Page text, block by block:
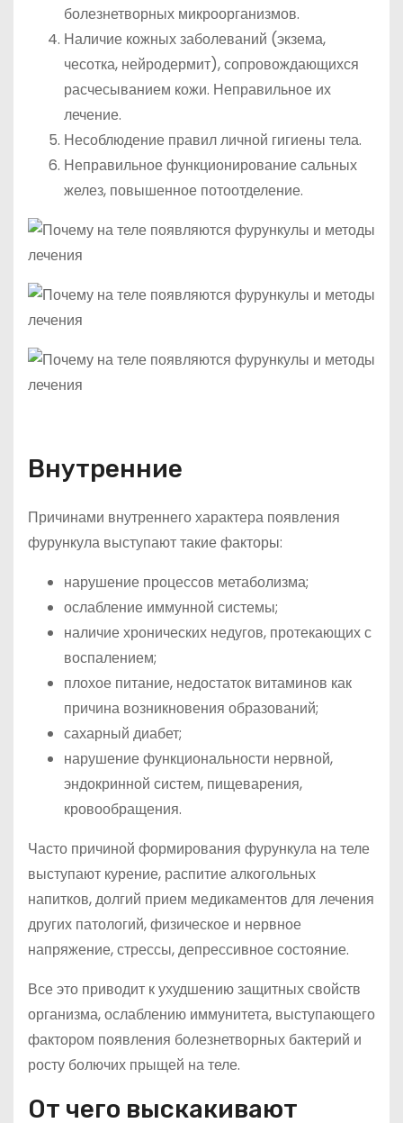
болезнетворных микроорганизмов.
Наличие кожных заболеваний (экзема,
чесотка, нейродермит), сопровождающихся
расчесыванием кожи. Неправильное их
лечение.
Несоблюдение правил личной гигиены тела.
Неправильное функционирование сальных
желез, повышенное потоотделение.
Внутренние
Причинами внутреннего характера появления
фурункула выступают такие факторы:
нарушение процессов метаболизма;
ослабление иммунной системы;
наличие хронических недугов, протекающих с
воспалением;
плохое питание, недостаток витаминов как
причина возникновения образований;
сахарный диабет;
нарушение функциональности нервной,
эндокринной систем, пищеварения,
кровообращения.
Часто причиной формирования фурункула на теле
выступают курение, распитие алкогольных
напитков, долгий прием медикаментов для лечения
других патологий, физическое и нервное
напряжение, стрессы, депрессивное состояние.
Все это приводит к ухудшению защитных свойств
организма, ослаблению иммунитета, выступающего
фактором появления болезнетворных бактерий и
росту болючих прыщей на теле.
От чего выскакивают